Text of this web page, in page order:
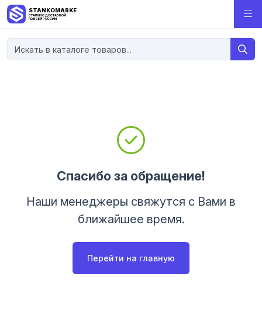
STANKOMARKET
СТАНКИ С ДОСТАВКОЙ
ПО ВСЕЙ РОССИИ
Спасибо за обращение!
Наши менеджеры свяжутся с Вами в
ближайшее время.
Перейти на главную